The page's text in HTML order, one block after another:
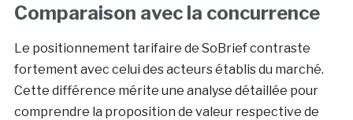
Comparaison avec la concurrence
Le positionnement tarifaire de SoBrief contraste
fortement avec celui des acteurs établis du marché.
Cette différence mérite une analyse détaillée pour
comprendre la proposition de valeur respective de